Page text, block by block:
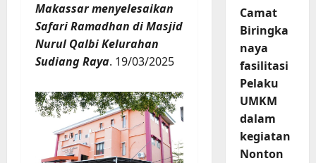
Makassar menyelesaikan
Safari Ramadhan di Masjid
Nurul Qalbi Kelurahan
Sudiang Raya. 19/03/2025
Camat
Biringka
naya
fasilitasi
Pelaku
UMKM
dalam
kegiatan
Nonton